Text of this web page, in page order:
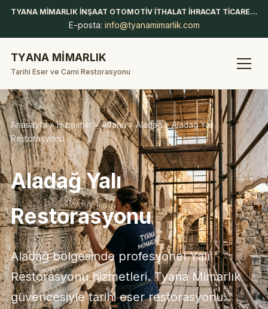
TYANA MİMARLIK İNŞAAT OTOMOTİV İTHALAT İHRACAT TİCARET LİMİTED ŞİRKETİ
E-posta: info@tyanamimarlik.com
TYANA MİMARLIK
Tarihi Eser ve Cami Restorasyonu
Anasayfa»Hizmetler»Adana»Aladağ» Aladağ Yalı
Restorasyonu
Aladağ Yalı
Restorasyonu
Aladağ bölgesinde profesyonel Yalı
Restorasyonu hizmetleri. Tyana Mimarlık
güvencesiyle tarihi eser restorasyonu.